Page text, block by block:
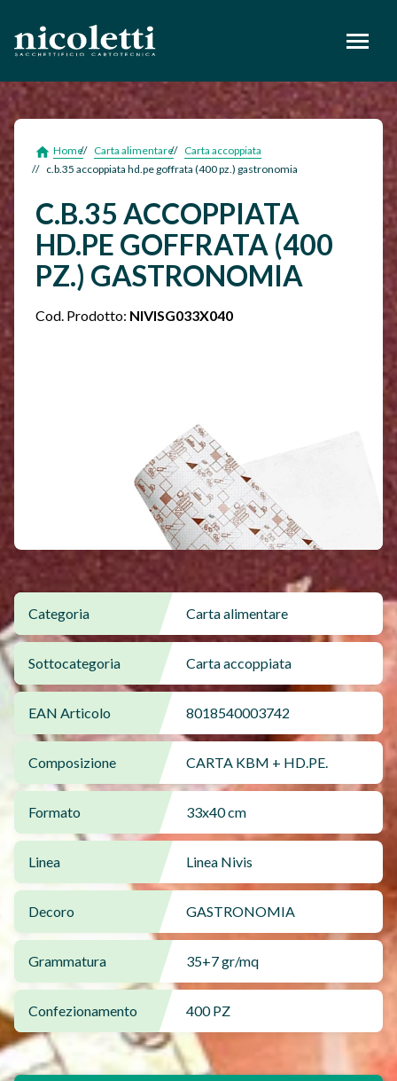
footer
Home Carta alimentare
Carta accoppiata
c.b.35 accoppiata hd.pe goffrata (400 pz.) gastronomia
C.B.35 ACCOPPIATA
HD.PE GOFFRATA (400
PZ.) GASTRONOMIA
Cod. Prodotto: NIVISG033X040
Categoria Carta alimentare
Sottocategoria Carta accoppiata
EAN Articolo 8018540003742
Composizione CARTA KBM + HD.PE.
Formato 33x40 cm
Linea Linea Nivis
Decoro GASTRONOMIA
Grammatura 35+7 gr/mq
Confezionamento 400 PZ